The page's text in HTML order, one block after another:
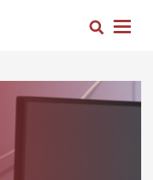
Busca